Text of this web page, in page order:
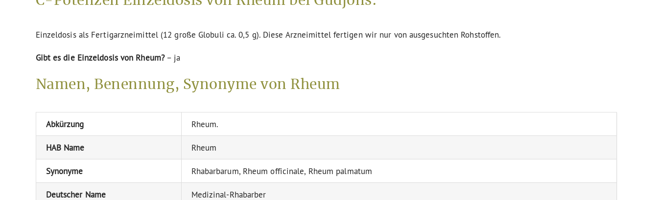
Einzeldosis als Fertigarzneimittel (12 große Globuli ca. 0,5 g). Diese Arzneimittel fertigen wir nur von ausgesuchten Rohstoffen.
Gibt es die Einzeldosis von Rheum?– ja
Namen, Benennung, Synonyme von Rheum
Abkürzung Rheum.
HAB Name Rheum
Synonyme Rhabarbarum, Rheum officinale, Rheum palmatum
Deutscher Name Medizinal-Rhabarber